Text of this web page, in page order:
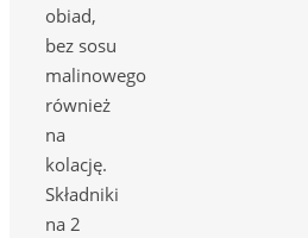
obiad,
bez sosu
malinowego
również
na
kolację.
Składniki
na 2